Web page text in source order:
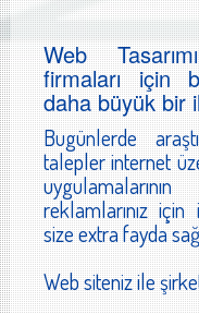
Web
firmaları için
daha büyük bir
Bugünlerde
talepler internet
reklamlarınız için
size extra fayda
Web siteniz ile